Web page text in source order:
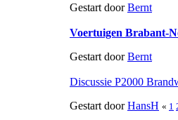
Gestart doorBernt
Voertuigen Brabant-
Gestart doorBernt
Discussie P2000
Gestart doorHansH « 1